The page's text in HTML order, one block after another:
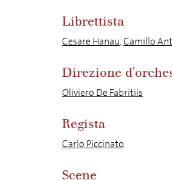
Librettista
Cesare Hanau,Camillo
Direzione
Oliviero De Fabritiis
Regista
Carlo Piccinato
Scene